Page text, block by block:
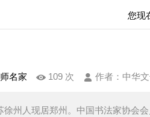
您现
名家 109 次 作者：中华文
徐州人现居郑州。中国书法家协会